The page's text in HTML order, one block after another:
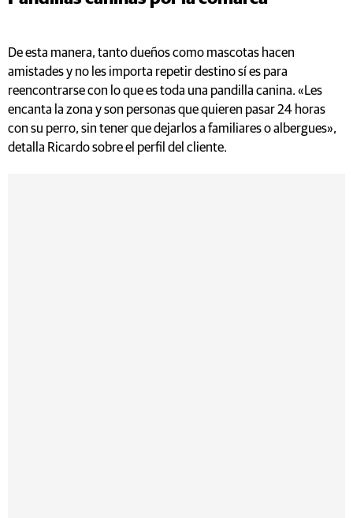
De esta manera, tanto dueños como mascotas hacen
amistades y no les importa repetir destino sí es para
reencontrarse con lo que es toda una pandilla canina. «Les
encanta la zona y son personas que quieren pasar 24 horas
con su perro, sin tener que dejarlos a familiares o albergues»,
detalla Ricardo sobre el perfil del cliente.